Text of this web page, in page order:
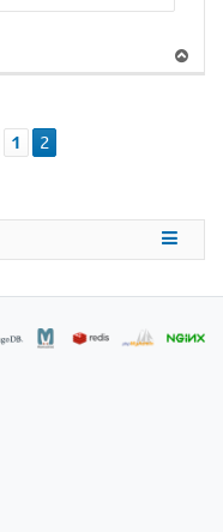
е
к
Пред.
1 2